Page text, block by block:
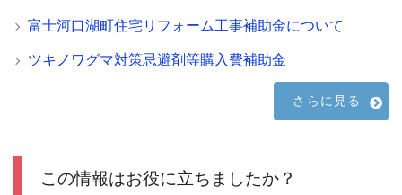
富士河口湖町住宅リフォーム工事補助金について
ツキノワグマ対策忌避剤等購入費補助金
さらに見る
この情報はお役に立ちましたか？